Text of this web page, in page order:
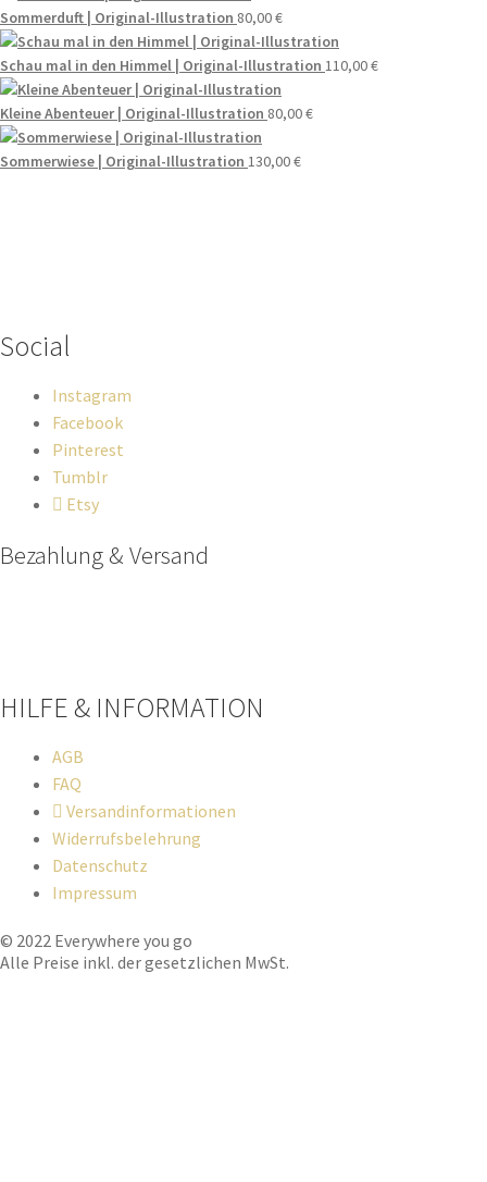
Sommerduft | Original-Illustration 80,00€
Schau mal in den Himmel | Original-Illustration 110,00€
Kleine Abenteuer | Original-Illustration 80,00€
Sommerwiese | Original-Illustration 130,00€
Social
Instagram
Facebook
Pinterest
Tumblr
Etsy
Bezahlung & Versand
HILFE & INFORMATION​
AGB
FAQ
Versandinformationen
Widerrufsbelehrung
Datenschutz
Impressum
© 2022 Everywhere you go
Alle Preise inkl. der gesetzlichen MwSt.